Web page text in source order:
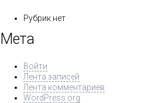
Рубрик нет
Мета
Войти
Лента записей
Лента комментариев
WordPress.org